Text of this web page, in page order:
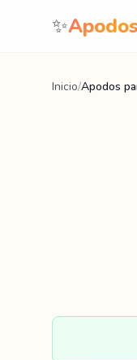
Saltar al contenido
✨
Inicio/Apodos